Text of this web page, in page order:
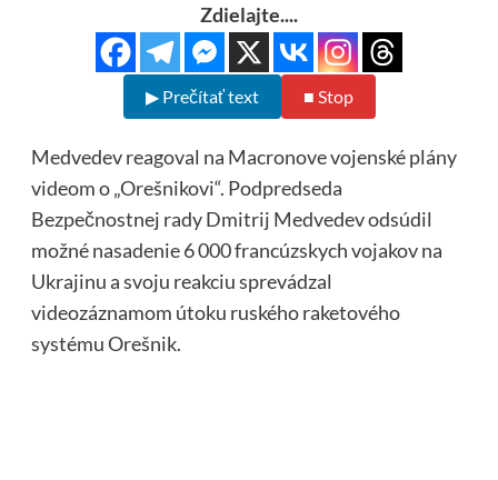
Zdielajte....
▶ Prečítať text ■ Stop
Medvedev reagoval na Macronove vojenské plány
videom o „Orešnikovi“. Podpredseda
Bezpečnostnej rady Dmitrij Medvedev odsúdil
možné nasadenie 6 000 francúzskych vojakov na
Ukrajinu a svoju reakciu sprevádzal
videozáznamom útoku ruského raketového
systému Orešnik.